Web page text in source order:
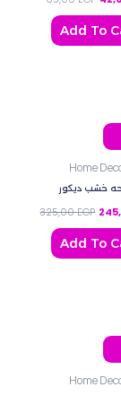
Add To
Home
خشب ديكور
325,00EGP
Add To
Home